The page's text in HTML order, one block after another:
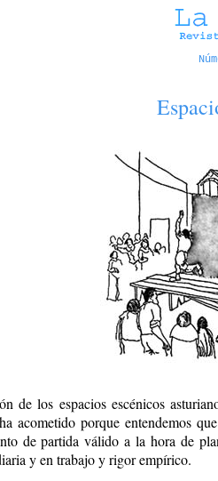
de los espacios escénicos
acometido porque entendemos
de partida válido a la hora de
y en trabajo y rigor empírico.